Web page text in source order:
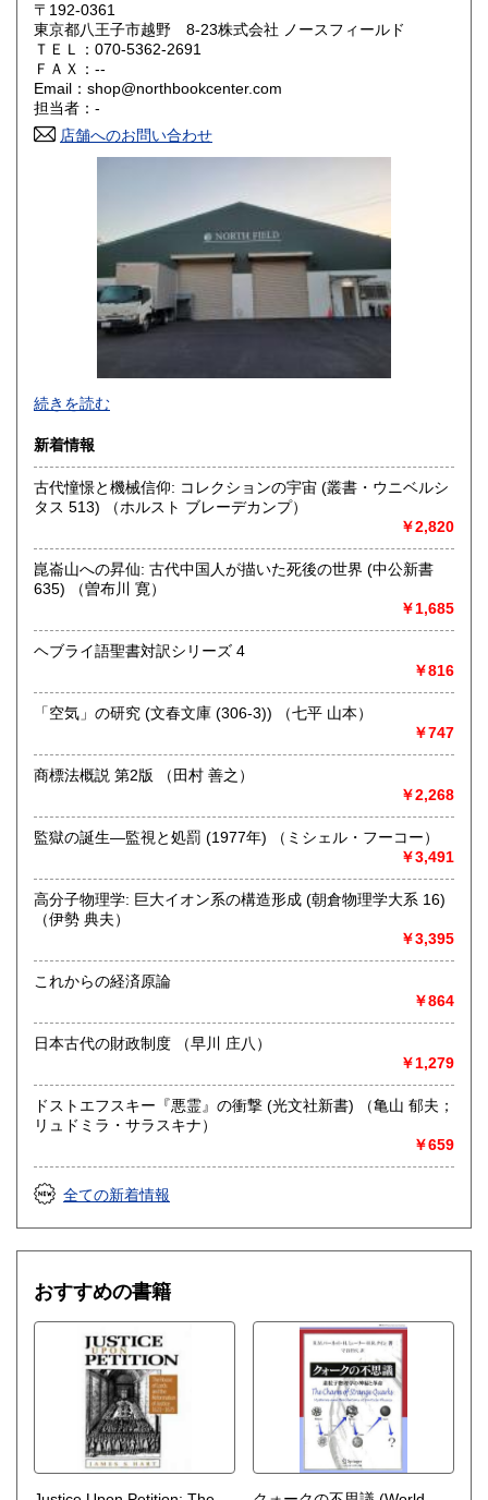
奈良県 350円 和歌山県
鳥取県
岡山県 350円
350円 愛媛県
350円 福岡県
350円 長崎県
宮崎県
沖縄県
〒192-0361
東京都八王子市越野 8-23株式会社 ノースフィールド
ＴＥＬ：070-5362-2691
ＦＡＸ：--
Email：shop@northbookcenter.com
担当者：-
店舗へのお問い合わせ
・書店様、公共機関様からの公費（請求書払い）でのご注文
・全国古書書籍商組合連合会加盟の古書店様につきまして
は、商品代金に対して書店間割引を適用させていただきま
す。ご希望の方は、古書店名を添えて、ご注文とは別にメッ
沿線名：京王相模原線
営業時間：9時～16時
定休日：日曜日 年末年始12月27日～1月5日までお休みとな
書籍の買取について
【宅配買取について】
https://www.northbookcenter-kaitori.com/
【出張買取について】
近隣の大学様や研究機関を対象に、 出張買取を行っており
八王子市や多摩市・日野市・町田市などが中心となります
場合がございますのでまずはお気軽にご連絡ください。
https://www.northbookcenter-kaitori.com/syucyou
取り扱い分野
哲学宗教、歴史、社会科学、自然科学、美術工芸、国語国
文、外国書、サブカルチャー
続きを読む
新着情報
古代憧憬と機械信仰: コレクションの宇宙 (叢書・ウニベルシ
タス 513) （ホルスト ブレーデカンプ）
￥2,820
崑崙山への昇仙: 古代中国人が描いた死後の世界 (中公新書
635) （曽布川 寛）
￥1,685
ヘブライ語聖書対訳シリーズ 4
￥816
「空気」の研究 (文春文庫 (306‐3)) （七平 山本）
￥747
商標法概説 第2版 （田村 善之）
￥2,268
監獄の誕生―監視と処罰 (1977年) （ミシェル・フーコー）
￥3,491
高分子物理学: 巨大イオン系の構造形成 (朝倉物理学大系 16)
（伊勢 典夫）
￥3,395
これからの経済原論
￥864
日本古代の財政制度 （早川 庄八）
￥1,279
ドストエフスキー『悪霊』の衝撃 (光文社新書) （亀山 郁夫；
リュドミラ・サラスキナ）
￥659
全ての新着情報
おすすめの書籍